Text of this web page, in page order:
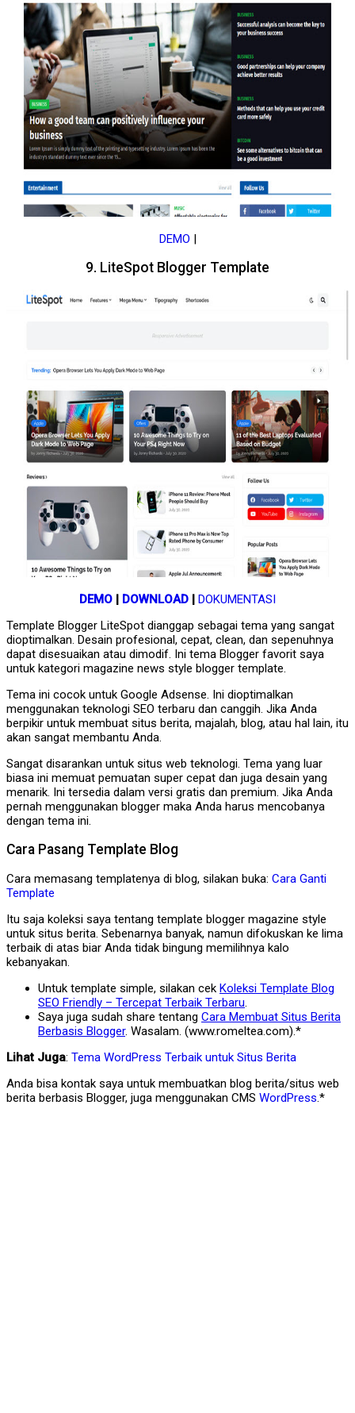
DEMO |
9. LiteSpot Blogger Template
DEMO | DOWNLOAD | DOKUMENTASI
Template Blogger LiteSpot dianggap sebagai tema yang sangat
dioptimalkan. Desain profesional, cepat, clean, dan sepenuhnya
dapat disesuaikan atau dimodif. Ini tema Blogger favorit saya
untuk kategori magazine news style blogger template.
Tema ini cocok untuk Google Adsense. Ini dioptimalkan
menggunakan teknologi SEO terbaru dan canggih. Jika Anda
berpikir untuk membuat situs berita, majalah, blog, atau hal lain, itu
akan sangat membantu Anda.
Sangat disarankan untuk situs web teknologi. Tema yang luar
biasa ini memuat pemuatan super cepat dan juga desain yang
menarik. Ini tersedia dalam versi gratis dan premium. Jika Anda
pernah menggunakan blogger maka Anda harus mencobanya
dengan tema ini.
Cara Pasang Template Blog
Cara memasang templatenya di blog, silakan buka: Cara Ganti
Template
Itu saja koleksi saya tentang template blogger magazine style
untuk situs berita. Sebenarnya banyak, namun difokuskan ke lima
terbaik di atas biar Anda tidak bingung memilihnya kalo
kebanyakan.
Untuk template simple, silakan cek Koleksi Template Blog
SEO Friendly – Tercepat Terbaik Terbaru.
Saya juga sudah share tentang Cara Membuat Situs Berita
Berbasis Blogger. Wasalam. (www.romeltea.com).*
Lihat Juga: Tema WordPress Terbaik untuk Situs Berita
Anda bisa kontak saya untuk membuatkan blog berita/situs web
berita berbasis Blogger, juga menggunakan CMS WordPress.*